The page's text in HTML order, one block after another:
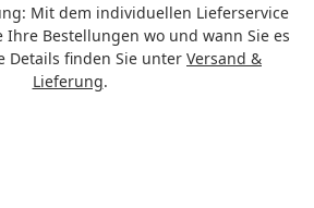
Mit dem individuellen Lieferservice
Ihre Bestellungen wo und wann Sie es
Details finden Sie unter Versand &
Lieferung.